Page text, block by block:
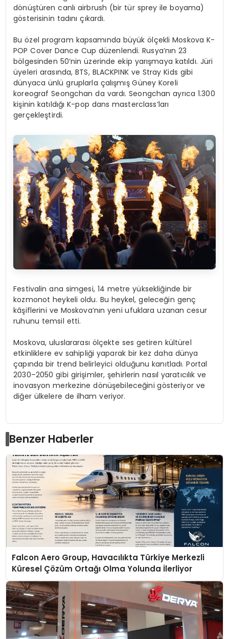
dönüştüren canlı airbrush (bir tür sprey ile boyama)
gösterisinin tadını çıkardı.
Bu özel program kapsamında büyük ölçekli Moskova K-
POP Cover Dance Cup düzenlendi. Rusya’nın 23
bölgesinden 50’nin üzerinde ekip yarışmaya katıldı. Jüri
üyeleri arasında, BTS, BLACKPINK ve Stray Kids gibi
dünyaca ünlü gruplarla çalışmış Güney Koreli
koreograf Seongchan da vardı. Seongchan ayrıca 1.300
kişinin katıldığı K-pop dans masterclass’ları
gerçekleştirdi.
Festivalin ana simgesi, 14 metre yüksekliğinde bir
kozmonot heykeli oldu. Bu heykel, geleceğin genç
kâşiflerini ve Moskova’nın yeni ufuklara uzanan cesur
ruhunu temsil etti.
Moskova, uluslararası ölçekte ses getiren kültürel
etkinliklere ev sahipliği yaparak bir kez daha dünya
çapında bir trend belirleyici olduğunu kanıtladı. Portal
2030–2050 gibi girişimler, şehirlerin nasıl yaratıcılık ve
inovasyon merkezine dönüşebileceğini gösteriyor ve
diğer ülkelere de ilham veriyor.
Benzer Haberler
Falcon Aero Group, Havacılıkta Türkiye Merkezli
Küresel Çözüm Ortağı Olma Yolunda İlerliyor